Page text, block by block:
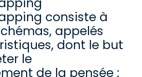
consiste à
appelés
dont le but
le
de la pensée :